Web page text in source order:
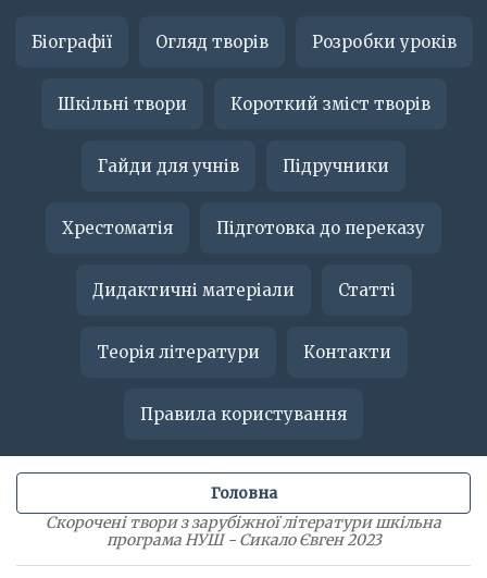
Біографії Огляд творів Розробки уроків
Шкільні твори Короткий зміст творів
Гайди для учнів Підручники
Хрестоматія Підготовка до переказу
Дидактичні матеріали Статті
Теорія літератури Контакти
Правила користування
Скорочені твори з зарубіжної літератури шкільна
програма НУШ - Сикало Євген 2023
Головна